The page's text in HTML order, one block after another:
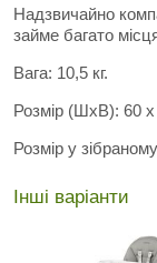
Надзвичайно
займе багато
Вага: 10,5 кг.
Розмір (ШхВ): 60
Розмір у
Інші варіанти